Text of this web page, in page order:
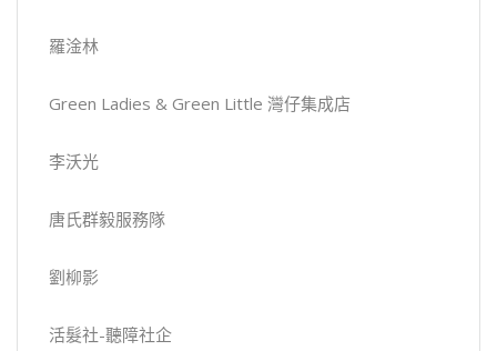
羅淦林
Green Ladies & Green Little 灣仔集成店
李沃光
唐氏群毅服務隊
劉柳影
活髮社-聽障社企